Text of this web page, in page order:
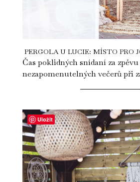
PERGOLA U LUCIE: MÍSTO PRO
Čas poklidných snídaní za
nezapomenutelných večerů při
Uložit